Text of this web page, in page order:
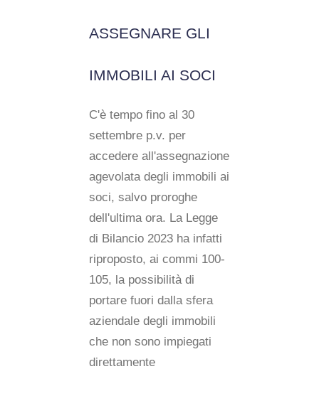
ASSEGNARE GLI
IMMOBILI AI SOCI
C'è tempo fino al 30
settembre p.v. per
accedere all'assegnazione
agevolata degli immobili ai
soci, salvo proroghe
dell'ultima ora. La Legge
di Bilancio 2023 ha infatti
riproposto, ai commi 100-
105, la possibilità di
portare fuori dalla sfera
aziendale degli immobili
che non sono impiegati
direttamente